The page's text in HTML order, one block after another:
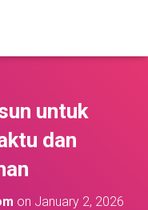
untuk
dan
on January 2, 2026